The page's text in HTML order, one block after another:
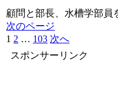
顧問と部長、水槽学部員
次のページ
1 2 … 103 次へ
スポンサーリンク